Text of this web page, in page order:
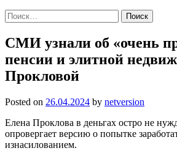
Найти:
СМИ узнали об «очень
пенсии и элитной
Прокловой
Posted on 26.04.2024 by netversion
Елена Проклова в деньгах остро не
опровергает версию о попытке
изнасилованием.